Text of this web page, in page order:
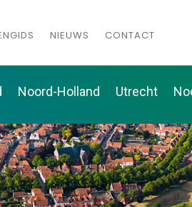
NIEUWS CONTACT
Noord-Holland Utrecht